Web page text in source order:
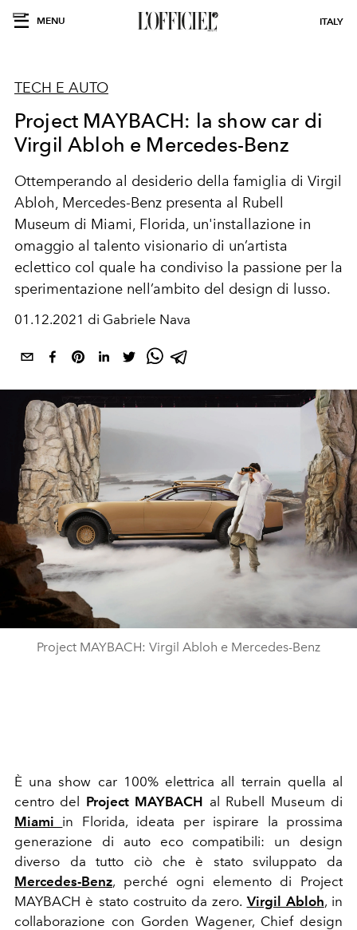
MENU ITALY
TECH E AUTO
Project MAYBACH: la show car di
Virgil Abloh e Mercedes-Benz
Ottemperando al desiderio della famiglia di Virgil
Abloh, Mercedes-Benz presenta al Rubell
Museum di Miami, Florida, un'installazione in
omaggio al talento visionario di un’artista
eclettico col quale ha condiviso la passione per la
sperimentazione nell’ambito del design di lusso.
01.12.2021 di Gabriele Nava
Project MAYBACH: Virgil Abloh e Mercedes-Benz
È una show car 100% elettrica all terrain quella al
centro del Project MAYBACH al Rubell Museum di
Miami in Florida, ideata per ispirare la prossima
generazione di auto eco compatibili: un design
diverso da tutto ciò che è stato sviluppato da
Mercedes-Benz, perché ogni elemento di Project
MAYBACH è stato costruito da zero. Virgil Abloh, in
collaborazione con Gorden Wagener, Chief design